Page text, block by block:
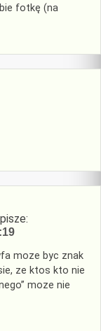
fotkę (na
pisze:
moze byc znak
ze ktos kto nie
moze nie